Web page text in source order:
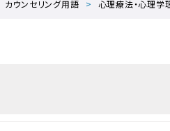
カウンセリング用語 心理療法・心理学